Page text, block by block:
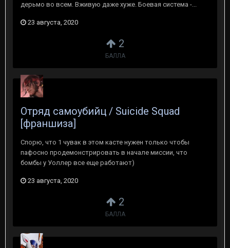
2
БАЛЛА
дерьмо во всем. Вживую даже хуже. Боевая система -...
23 августа, 2020
2
БАЛЛА
Отряд самоубийц / Suicide Squad
[франшиза]
Спорю, что 1 чувак в этом касте нужен только чтобы
пафосно продемонстрировать в начале миссии, что
бомбы у Уоллер все еще работают)
23 августа, 2020